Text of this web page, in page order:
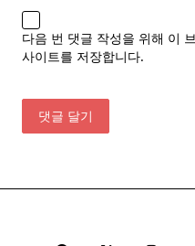
다음 번 댓글 작성을 위해 이
사이트를 저장합니다.